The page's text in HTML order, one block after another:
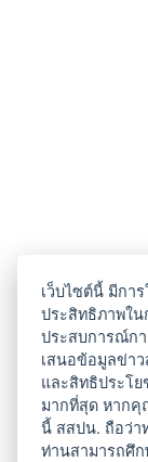
เว็บไซต์นี้ มีกา
ประสิทธิภาพใ
ประสบการณ์กา
เสนอข้อมูลข่า
และสิทธิประโ
มากที่สุด หากคุ
นี้ สสปน. ถือว่า
ท่านสามารถศึก